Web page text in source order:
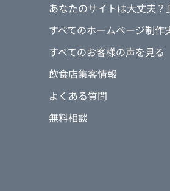
あなたのサイトは大丈夫
すべてのホームページ制作
すべてのお客様の声を見る
飲食店集客情報
よくある質問
無料相談